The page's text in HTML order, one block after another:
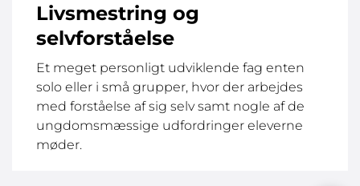
Livsmestring og
selvforståelse
Et meget personligt udviklende fag enten
solo eller i små grupper, hvor der arbejdes
med forståelse af sig selv samt nogle af de
ungdomsmæssige udfordringer eleverne
møder.